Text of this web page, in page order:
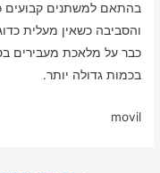
בהתאם למשתנים קבועים
והסביבה כשאין מעלית
כבר על מלאכת מעבירים
בכמות גדולה יותר.
movil